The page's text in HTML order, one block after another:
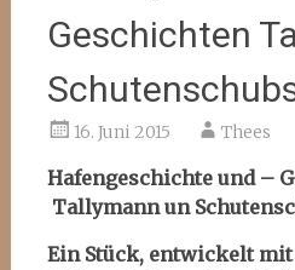
Geschichten
16. Juni 2015 Thees
Hafengeschichte
Tallymann un
Ein Stück, entwickelt